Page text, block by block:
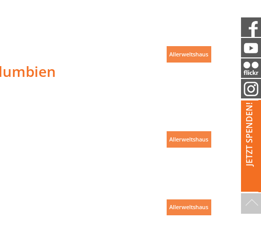
JETZT SPENDEN!
Allerweltshaus
Allerweltshaus
Allerweltshaus